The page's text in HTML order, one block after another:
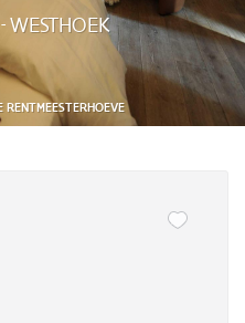
WESTHOEK
RENTMEESTERHOEVE